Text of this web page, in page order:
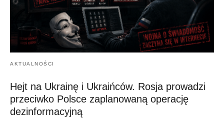
AKTUALNOŚCI
Hejt na Ukrainę i Ukraińców. Rosja prowadzi
przeciwko Polsce zaplanowaną operację
dezinformacyjną